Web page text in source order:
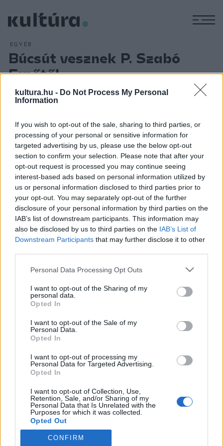
kultura.hu - Do Not Process My Personal
Information
If you wish to opt-out of the sale, sharing to third parties, or
processing of your personal or sensitive information for
targeted advertising by us, please use the below opt-out
section to confirm your selection. Please note that after your
opt-out request is processed you may continue seeing
interest-based ads based on personal information utilized by
us or personal information disclosed to third parties prior to
your opt-out. You may separately opt-out of the further
disclosure of your personal information by third parties on the
IAB’s list of downstream participants. This information may
also be disclosed by us to third parties on the IAB’s List of
Downstream Participants that may further disclose it to other
Please note that this website/app uses one or more Google
not limited to your visit or usage behaviour. You may click to
grant or deny consent to Google and its third-party tags to
use your data for below specified purposes in below Google
consent section.
Personal Data Processing Opt Outs
I want to opt-out of the Sharing of my
personal data.
Opted In
I want to opt-out of the Sale of my
Personal Data.
Opted In
I want to opt-out of processing my
Personal Data for Targeted Advertising.
Opted In
I want to opt-out of Collection, Use,
Retention, Sale, and/or Sharing of my
Personal Data that Is Unrelated with the
Purposes for which it was collected.
Opted Out
Google consents
CONFIRM
EGYÉB
Búcsút vesznek P. Szabó
Ernőtől
P. Szabó Ernő újságírót, művészettörténészt szeptember
Művészetfolyóirat szerkesztősége. A közlés szerint P.
Szabó Ernő búcsúztatását szeptember 26-án 16 órakor
tartják a Batthyány téri Szent Anna-templomban szentmise
keretében. P. Szabó Ernő újságíró, művészettörténész, az
Művészetcímű folyóirat vezető szerkesztője hatvanhat
éves korában hunyt el szeptember 9-én.
HÍREK